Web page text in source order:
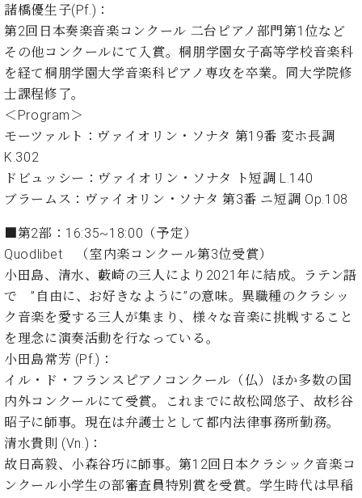
プ
ラ
イ
ピ
ア
ノ
ベ
ヒ
ュ
タ
ア
カ
デ
ミ
ー
W.
ホ
フ
マ
ン
室
ピ
ア
ノ
の
コ
ン
シ
ェ
ル
ア
ス
セン
トラ
ム東
京の
(PDF)
お
問
い
諸橋優生子(Pf.)：
第2回日本奏楽音楽コンクール 二台ピアノ部門第1位など
その他コンクールにて入賞。桐朋学園女子高等学校音楽科
を経て桐朋学園大学音楽科ピアノ専攻を卒業。同大学院修
士課程修了。
＜Program＞
モーツァルト：ヴァイオリン・ソナタ 第19番 変ホ長調
K.302
ドビュッシー：ヴァイオリン・ソナタ ト短調 L.140
ブラームス：ヴァイオリン・ソナタ 第3番 ニ短調 Op.108
■第2部：16:35~18:00（予定）
Quodlibet （室内楽コンクール第3位受賞）
小田島、清水、藪崎の三人により2021年に結成。ラテン語
で ”自由に、お好きなように”の意味。異職種のクラシッ
ク音楽を愛する三人が集まり、様々な音楽に挑戦すること
を理念に演奏活動を行なっている。
小田島常芳 (Pf.)：
イル・ド・フランスピアノコンクール（仏）ほか多数の国
内外コンクールにて受賞。これまでに故松岡悠子、故杉谷
昭子に師事。現在は弁護士として都内法律事務所勤務。
清水貴則 (Vn.)：
故日高毅、小森谷巧に師事。第12回日本クラシック音楽コ
ンクール小学生の部審査員特別賞を受賞。学生時代は早稲